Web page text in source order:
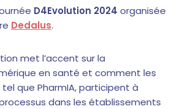
D4Evolution 2024 organisée
Dedalus.
met l’accent sur la
en santé et comment les
que PharmIA, participent à
dans les établissements